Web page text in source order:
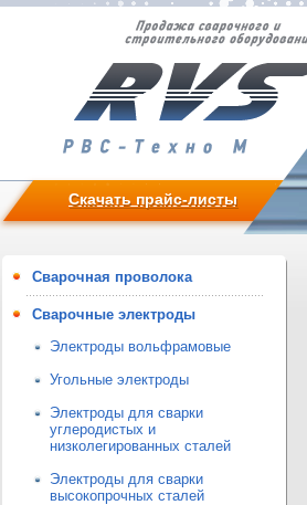
Скачать прайс-листы
Сварочная проволока
Сварочные электроды
Электроды вольфрамовые
Угольные электроды
Электроды для сварки
углеродистых и
низколегированных сталей
Электроды для сварки
высокопрочных сталей